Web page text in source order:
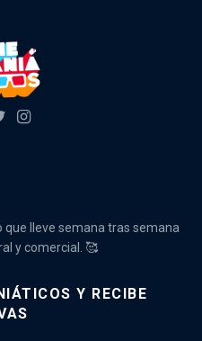
que lleve semana tras semana
y comercial. 🥰
Y RECIBE